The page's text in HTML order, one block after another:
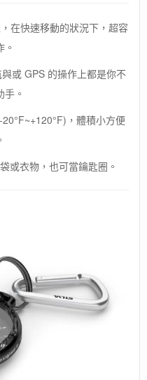
在快速移動的狀況下，超容
或 GPS 的操作上都是你不
。
，體積小方便
或衣物，也可當鑰匙圈。